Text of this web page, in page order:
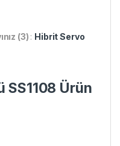
(3) : Hibrit Servo
SS1108 Ürün